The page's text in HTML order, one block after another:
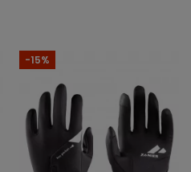
-15%